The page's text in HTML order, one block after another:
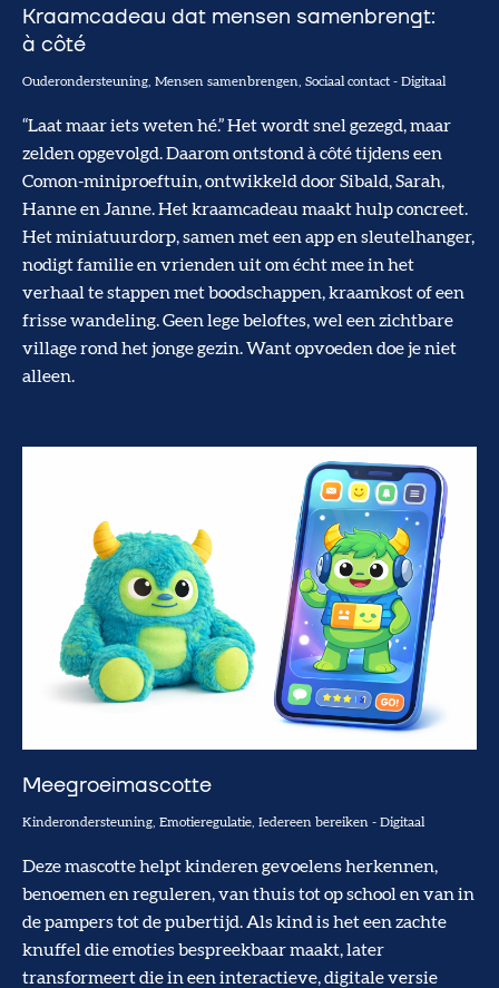
Kraamcadeau dat mensen samenbrengt:
à côté
Ouderondersteuning Mensen samenbrengen Sociaal contact - Digitaal
“Laat maar iets weten hé.” Het wordt snel gezegd, maar
zelden opgevolgd. Daarom ontstond à côté tijdens een
Comon-miniproeftuin, ontwikkeld door Sibald, Sarah,
Hanne en Janne. Het kraamcadeau maakt hulp concreet.
Het miniatuurdorp, samen met een app en sleutelhanger,
nodigt familie en vrienden uit om écht mee in het
verhaal te stappen met boodschappen, kraamkost of een
frisse wandeling. Geen lege beloftes, wel een zichtbare
village rond het jonge gezin. Want opvoeden doe je niet
alleen.
Meegroeimascotte
Kinderondersteuning Emotieregulatie Iedereen bereiken - Digitaal
Deze mascotte helpt kinderen gevoelens herkennen,
benoemen en reguleren, van thuis tot op school en van in
de pampers tot de pubertijd. Als kind is het een zachte
knuffel die emoties bespreekbaar maakt, later
transformeert die in een interactieve, digitale versie